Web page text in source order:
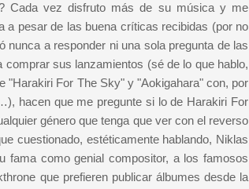
Cada vez disfruto más de su música y me
pesar de las buena críticas recibidas (por no
nunca a responder ni una sola pregunta de las
sus lanzamientos (sé de lo que hablo,
"Harakiri For The Sky" y "Aokigahara" con, por
hacen que me pregunte si lo de Harakiri For
género que tenga que ver con el reverso
cuestionado, estéticamente hablando, Niklas
fama como genial compositor, a los famosos
que prefieren publicar álbumes desde la